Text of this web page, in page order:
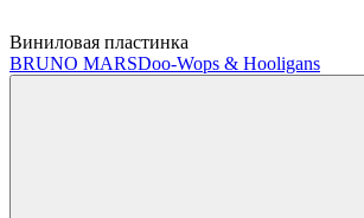
Виниловая пластинка
BRUNO MARSDoo-Wops & Hooligans